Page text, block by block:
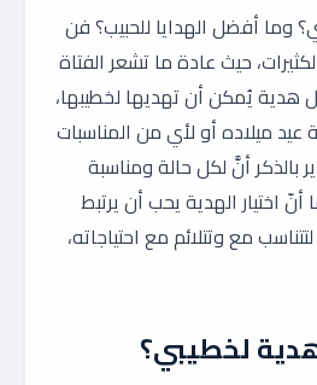
وما أفضل الهدايا للحبيب؟ فن
حيث عادة ما تشعر الفتاة
هدية يُمكن أن تهديها لخطيبها،
عيد ميلاده أو لأي من المناسبات
بالذكر أنَّ لكل حالة ومناسبة
أنّ اختيار الهدية يحب أن يرتبط
مع وتتلائم مع احتياجاته،
لخطيبي؟